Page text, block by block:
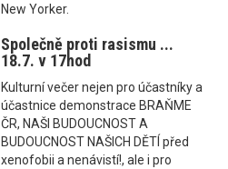
New Yorker.
Společně proti rasismu ...
18.7. v 17hod
Kulturní večer nejen pro účastníky a
účastnice demonstrace BRAŇME
ČR, NAŠI BUDOUCNOST A
BUDOUCNOST NAŠICH DĚTÍ před
xenofobii a nenávistí!, ale i pro